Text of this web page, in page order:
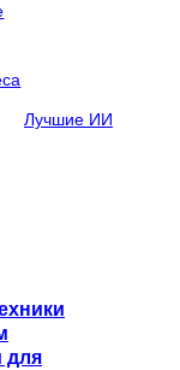
Лучшие ИИ
для